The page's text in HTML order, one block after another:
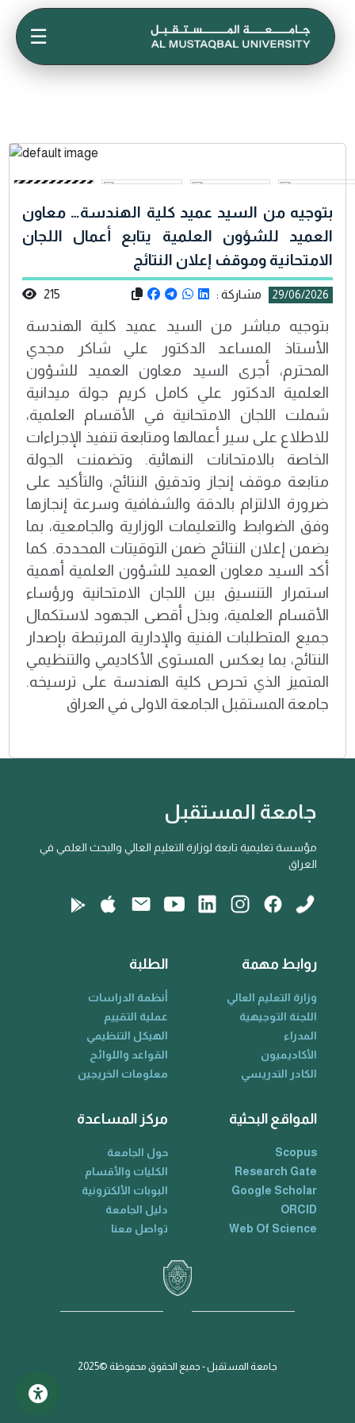
☰
بتوجيه من السيد عميد كلية الهندسة… معاون
العميد للشؤون العلمية يتابع أعمال اللجان
الامتحانية وموقف إعلان النتائج
29/06/2026 مشاركة : 215
بتوجيه مباشر من السيد عميد كلية الهندسة
الأستاذ المساعد الدكتور علي شاكر مجدي
المحترم، أجرى السيد معاون العميد للشؤون
العلمية الدكتور علي كامل كريم جولة ميدانية
شملت اللجان الامتحانية في الأقسام العلمية،
للاطلاع على سير أعمالها ومتابعة تنفيذ الإجراءات
الخاصة بالامتحانات النهائية. وتضمنت الجولة
متابعة موقف إنجاز وتدقيق النتائج، والتأكيد على
ضرورة الالتزام بالدقة والشفافية وسرعة إنجازها
وفق الضوابط والتعليمات الوزارية والجامعية، بما
يضمن إعلان النتائج ضمن التوقيتات المحددة. كما
أكد السيد معاون العميد للشؤون العلمية أهمية
استمرار التنسيق بين اللجان الامتحانية ورؤساء
الأقسام العلمية، وبذل أقصى الجهود لاستكمال
جميع المتطلبات الفنية والإدارية المرتبطة بإصدار
النتائج، بما يعكس المستوى الأكاديمي والتنظيمي
المتميز الذي تحرص كلية الهندسة على ترسيخه.
جامعة المستقبل الجامعة الاولى في العراق
جامعة المستقبل
مؤسسة تعليمية تابعة لوزارة التعليم العالي والبحث العلمي في
العراق
روابط مهمة
وزارة التعليم العالي
اللجنة التوجيهية
المدراء
الأكاديميون
الكادر التدريسي
الطلبة
أنظمة الدراسات
عملية التقييم
الهيكل التنظيمي
القواعد واللوائح
معلومات الخريجين
المواقع البحثية
Scopus
Research Gate
Google Scholar
ORCID
Web Of Science
مركز المساعدة
حول الجامعة
الكليات والأقسام
البوبات الألكترونية
دليل الجامعة
تواصل معنا
جامعة المستقبل - جميع الحقوق محفوظة ©2025